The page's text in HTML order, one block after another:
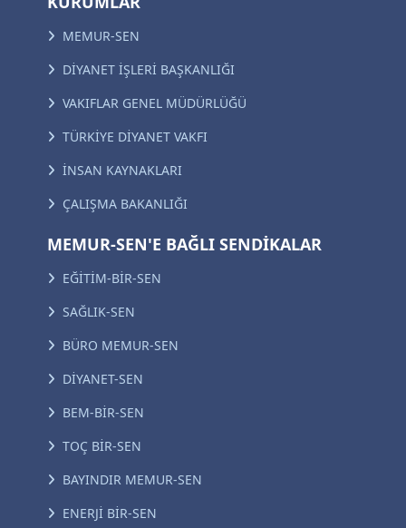
MEMUR-SEN
DİYANET İŞLERİ BAŞKANLIĞI
VAKIFLAR GENEL MÜDÜRLÜĞÜ
TÜRKİYE DİYANET VAKFI
İNSAN KAYNAKLARI
ÇALIŞMA BAKANLIĞI
MEMUR-SEN'E BAĞLI SENDİKALAR
EĞİTİM-BİR-SEN
SAĞLIK-SEN
BÜRO MEMUR-SEN
DİYANET-SEN
BEM-BİR-SEN
TOÇ BİR-SEN
BAYINDIR MEMUR-SEN
ENERJİ BİR-SEN